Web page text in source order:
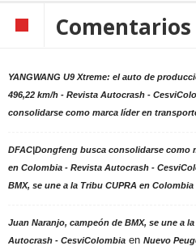
YANGWANG U9 Xtreme: el auto de
496,22 km/h - Revista Autocrash -
consolidarse como marca líder en
DFAC|Dongfeng busca consolidarse como
en Colombia - Revista Autocrash -
BMX, se une a la Tribu CUPRA en Colombia
Juan Naranjo, campeón de BMX, se une a
Autocrash - CesviColombia en Nuevo